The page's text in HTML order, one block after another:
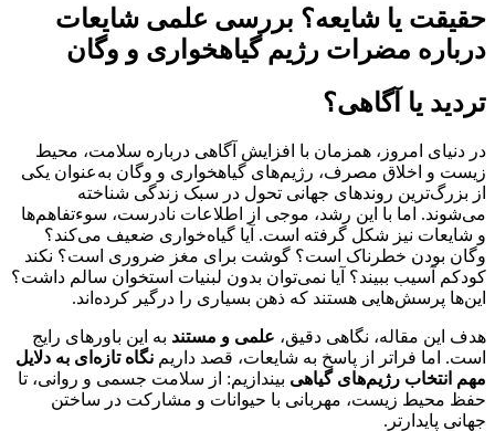
حقیقت یا شایعه؟ بررسی علمی شایعات
درباره مضرات رژیم گیاهخواری و وگان
تردید یا آگاهی؟
در دنیای امروز، همزمان با افزایش آگاهی درباره سلامت، محیط‌
زیست و اخلاق مصرف، رژیم‌های گیاهخواری و وگان به‌عنوان یکی
از بزرگ‌ترین روندهای جهانی تحول در سبک زندگی شناخته
می‌شوند. اما با این رشد، موجی از اطلاعات نادرست، سوءتفاهم‌ها
و شایعات نیز شکل گرفته است. آیا گیاه‌خواری ضعیف می‌کند؟
وگان بودن خطرناک است؟ گوشت برای مغز ضروری است؟ نکند
کودکم آسیب ببیند؟ آیا نمی‌توان بدون لبنیات استخوان سالم داشت؟
این‌ها پرسش‌هایی هستند که ذهن بسیاری را درگیر کرده‌اند.
هدف این مقاله، نگاهی دقیق، علمی و مستند به این باورهای رایج
است. اما فراتر از پاسخ به شایعات، قصد داریم نگاه تازه‌ای به دلایل
مهم انتخاب رژیم‌های گیاهی بیندازیم: از سلامت جسمی و روانی، تا
حفظ محیط زیست، مهربانی با حیوانات و مشارکت در ساختن
جهانی پایدارتر.